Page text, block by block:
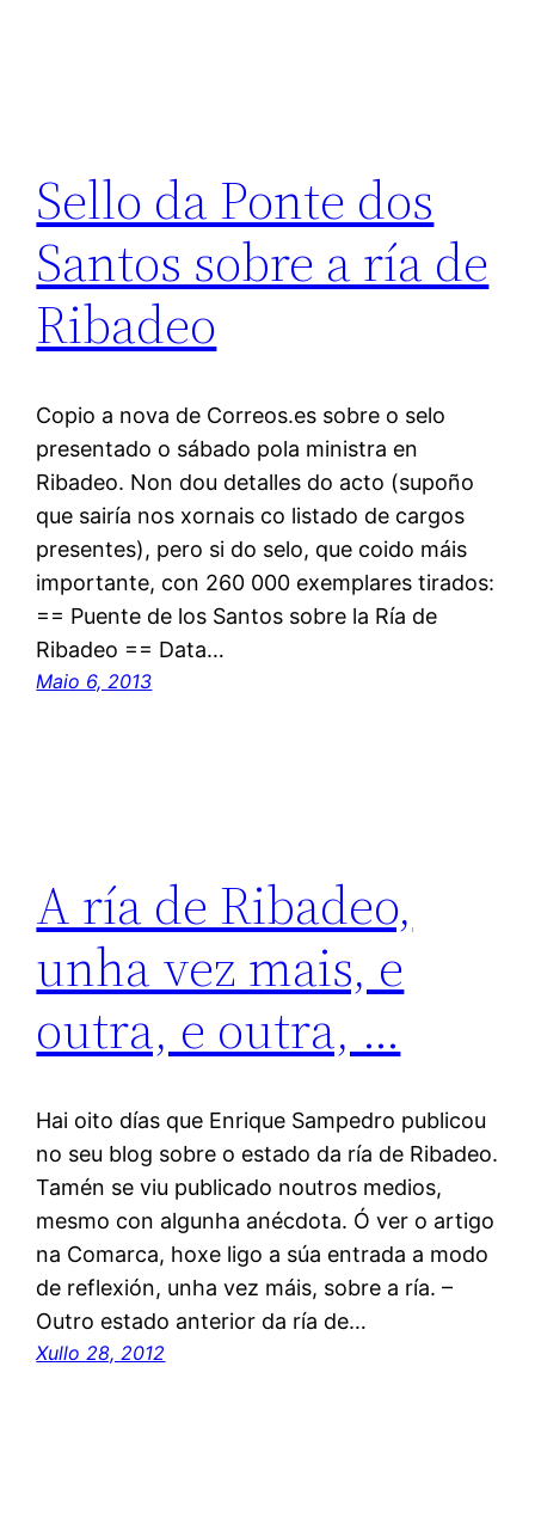
Sello da Ponte dos
Santos sobre a ría de
Ribadeo
Copio a nova de Correos.es sobre o selo
presentado o sábado pola ministra en
Ribadeo. Non dou detalles do acto (supoño
que sairía nos xornais co listado de cargos
presentes), pero si do selo, que coido máis
importante, con 260 000 exemplares tirados:
== Puente de los Santos sobre la Ría de
Ribadeo == Data…
Maio 6, 2013
A ría de Ribadeo,
unha vez mais, e
outra, e outra, …
Hai oito días que Enrique Sampedro publicou
no seu blog sobre o estado da ría de Ribadeo.
Tamén se viu publicado noutros medios,
mesmo con algunha anécdota. Ó ver o artigo
na Comarca, hoxe ligo a súa entrada a modo
de reflexión, unha vez máis, sobre a ría. –
Outro estado anterior da ría de…
Xullo 28, 2012